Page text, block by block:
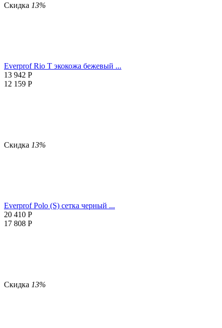
Скидка 13%
Everprof Rio T экокожа бежевый ...
13 942 Р
12 159 Р
Скидка 13%
Everprof Polo (S) сетка черный ...
20 410 Р
17 808 Р
Скидка 13%